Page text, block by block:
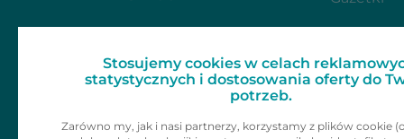
Stosujemy cookies w celach
statystycznych i dostosowania oferty do
potrzeb.
Zarówno my, jak i nasi partnerzy, korzystamy z plików cookie
Kariera
Kontakt